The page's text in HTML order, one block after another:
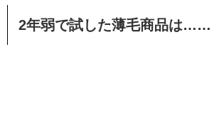
2年弱で試した薄毛商品は……